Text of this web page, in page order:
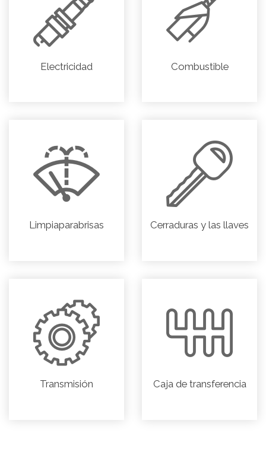
Electricidad Combustible
Limpiaparabrisas Cerraduras y las llaves
Transmisión Caja de transferencia